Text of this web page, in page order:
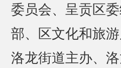
委员会、呈贡区
部、区文化和旅
洛龙街道主办、